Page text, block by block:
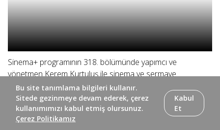
Sinema+ programının 318. bölümünde yapımcı ve
yönetmen Kerem Kurtuluş ile sinema ve sermaye
arasındaki ilişki ele alınıyor, Elif Eda ve yönetmen Doğuş
Algün yönetmenin ilk uzun metrajı "Ölü Mevsim"i
konuşuyor.
Bu site tanımlama bilgileri kullanır.
Sitede gezinmeye devam ederek, çerez
kullanımımızı kabul etmiş olursunuz.
Çerez Politikamız
Kabul
Et